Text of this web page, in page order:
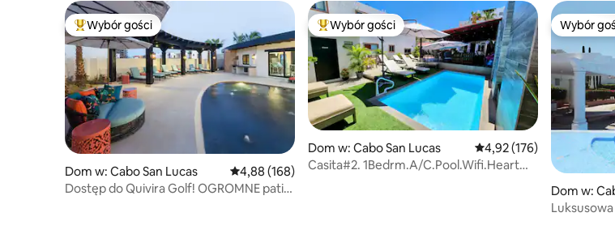
Najpopularniejsze z kategorii Wybór gości
Wybór gości
Dom w: Cabo San Lucas Średnia ocena: 4,88 na 5, liczba recenzji: 168
4,88 (168)
Dostęp do Quivira Golf! OGROMNE patio
Najpopularniejsze z kategorii Wybór gości
Wybór gości
Dom w: Cabo San Lucas Średnia ocena: 4,92 na
4,92 (176)
Casita#2. 1Bedrm.A/C.Pool.Wifi.Heart
Wybór
Wybór
Dom w: